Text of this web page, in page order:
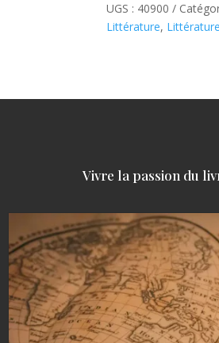
UGS : 40900
Littérature, Littérature
Vivre la passion du